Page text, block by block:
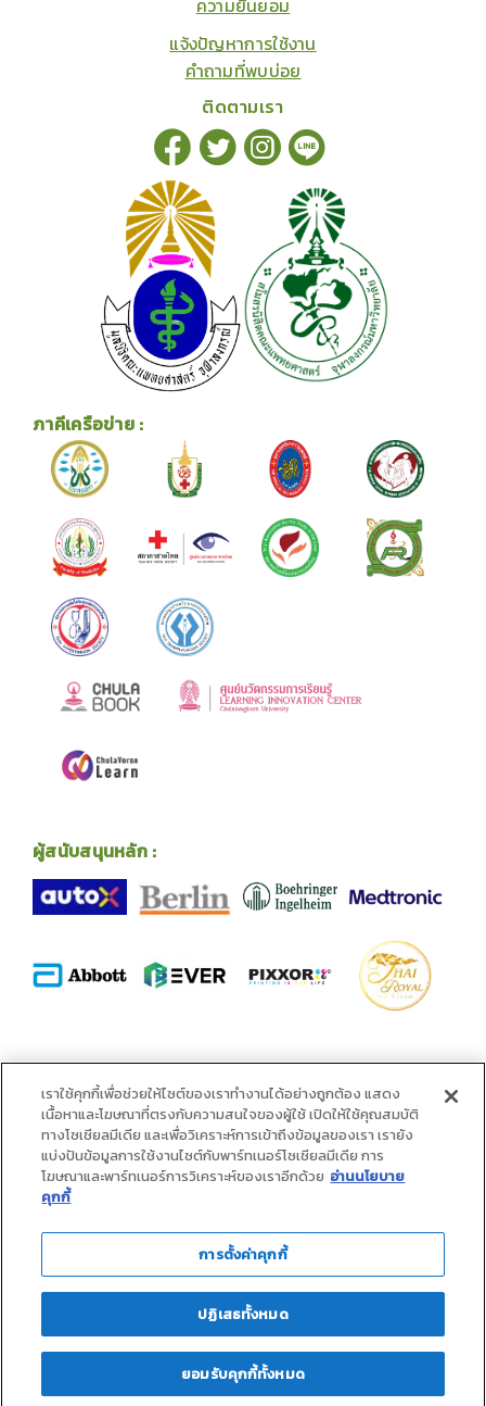
ความยินยอม
แจ้งปัญหาการใช้งาน
คำถามที่พบบ่อย
ติดตามเรา
ภาคีเครือข่าย :
ผู้สนับสนุนหลัก :
พันธมิตร :
เราใช้คุกกี้เพื่อช่วยให้ไซต์ของเราทำงานได้อย่างถูกต้อง แสดง
เนื้อหาและโฆษณาที่ตรงกับความสนใจของผู้ใช้ เปิดให้ใช้คุณสมบัติ
ทางโซเชียลมีเดีย และเพื่อวิเคราะห์การเข้าถึงข้อมูลของเรา เรายัง
แบ่งปันข้อมูลการใช้งานไซต์กับพาร์ทเนอร์โซเชียลมีเดีย การ
โฆษณาและพาร์ทเนอร์การวิเคราะห์ของเราอีกด้วย อ่านนโยบาย
คุกกี้
การตั้งค่าคุกกี้
ปฏิเสธทั้งหมด
ยอมรับคุกกี้ทั้งหมด